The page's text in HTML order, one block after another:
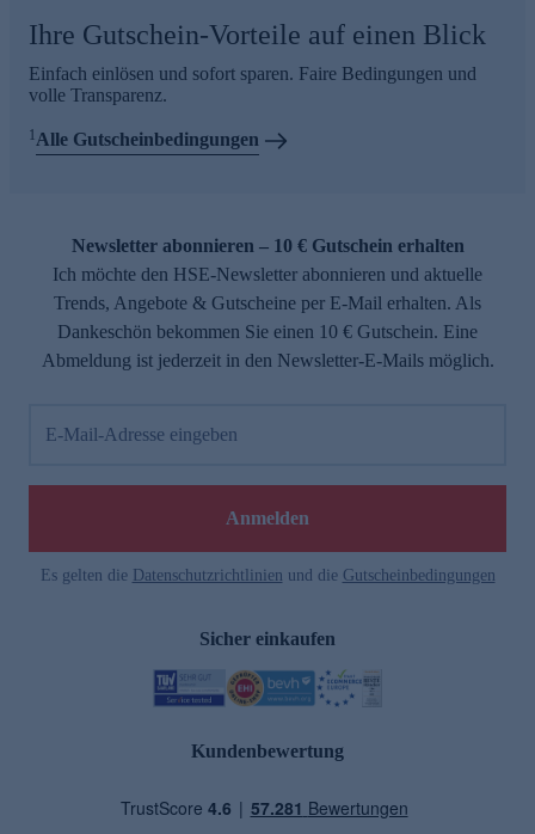
Ihre Gutschein-Vorteile auf einen Blick
Einfach einlösen und sofort sparen. Faire Bedingungen und
volle Transparenz.
1Alle Gutscheinbedingungen
Newsletter abonnieren – 10 € Gutschein erhalten
Ich möchte den HSE-Newsletter abonnieren und aktuelle
Trends, Angebote & Gutscheine per E-Mail erhalten. Als
Dankeschön bekommen Sie einen 10 € Gutschein. Eine
Abmeldung ist jederzeit in den Newsletter-E-Mails möglich.
E-Mail-Adresse eingeben
Anmelden
Es gelten die Datenschutzrichtlinien und die Gutscheinbedingungen
Sicher einkaufen
Kundenbewertung